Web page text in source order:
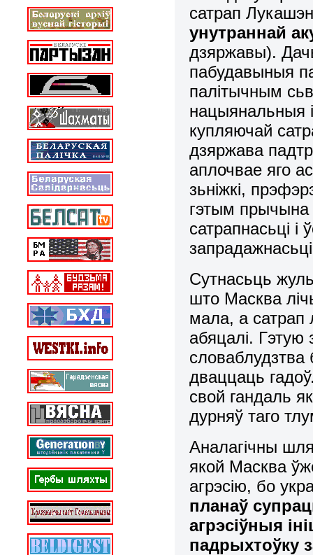
сатрап
унутраннай
дзяржавы).
пабудавыныя
палітычным
нацыянальныя
купляючай
дзяржава
аплочвае яго
зьніжкі,
гэтым прычына
сатрапнасьці
Сутнасьць
што Масква
мала, а сатрап
абяцалі. Гэтую
дваццаць
свой гандаль
дурняў таго
Аналагічны
якой Масква
агрэсію, бо
планаў
агрэсіўныя
падрыхтоўку